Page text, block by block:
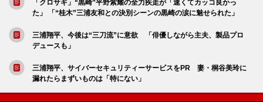
「クロサギ」“黒崎”平野紫耀の全力疾走が「速くてカッコ良かっ
た」 「“桂木”三浦友和との決別シーンの黒崎の涙に魅せられた」
三浦翔平、今後は“三刀流”に意欲 「俳優しながら主夫、製品プロ
デュースも」
三浦翔平、サイバーセキュリティーサービスをPR 妻・桐谷美玲に
漏れたらまずいものは「特にない」